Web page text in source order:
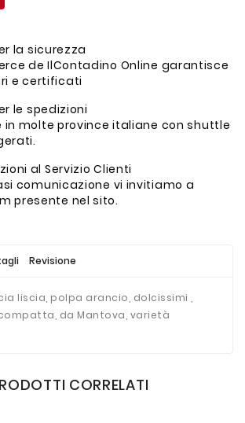
la sicurezza
de IlContadino Online garantisce
e certificati
le spedizioni
in molte province italiane con shuttle
al Servizio Clienti
comunicazione vi invitiamo a
presente nel sito.
Revisione
liscia, polpa arancio, dolcissimi ,
da Mantova, varietà
CORRELATI